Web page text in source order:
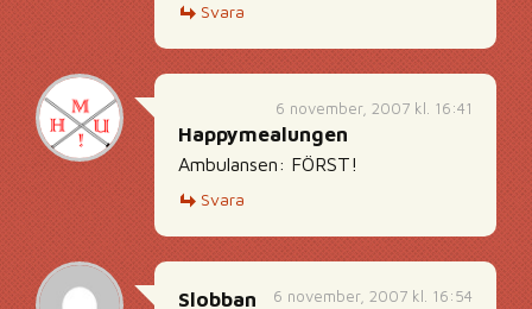
Svara
6 november, 2007 kl. 16:41
Happymealungen
Ambulansen: FÖRST!
Svara
6 november, 2007 kl. 16:54
Slobban